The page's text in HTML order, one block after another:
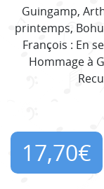
Guingamp,
printemps,
François : En
Hommage à
17,70€